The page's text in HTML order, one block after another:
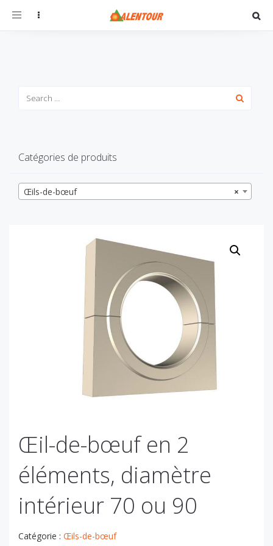
Toggle
Catégories de produits
×
Œils-de-bœuf
Œil-de-bœuf en 2
éléments, diamètre
intérieur 70 ou 90
Catégorie : Œils-de-bœuf